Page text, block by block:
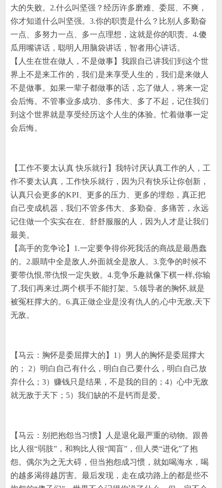
大的失败。 2.什么叫坚强？经历许多磨难、委屈、不爽，
你才知道什么叫坚强。 3.你的职责是什么？比别人多勤奋
一点、多努力一点、多一点理想，这就是你的职责。 4.傻
瓜用嘴讲话，聪明人用脑袋讲话，智者用心讲话。
【人生在世在做人，不是做事】我跟自己讲我们到这个世
界上不是来工作的，我们是来享受人生的，我们是来做人
不是做事。如果一辈子都做事的话，忘了做人，将来一定
会后悔。不管事业多成功、多伟大、多了不起，记住我们
到这个世界就是享受经历这个人生的体验。忙着做事一定
会后悔。
【工作不要太认真 快乐就行】我特讨厌认真工作的人，工
作不要太认真，工作快乐就行，因为只有快乐让你创新，
认真只会更多的KPI 、更多的压力、更多的埋怨，真正把
自己变成机器，我们不管多伟大、多勤奋、多痛苦，永远
记住做一个实实在在、舒舒服服的人，因为人才是让我们
最美。
【高手的竞争论】 1.一定要争得你死我活的商战是最愚蠢
的。 2.眼睛中全是敌人 ,外面就全是敌人。 3.竞争的时候不
要带仇恨,带仇恨一定失败。 4.竞争乐趣就像下棋一样,你输
了,我们再来过,两个棋手不能打架。 5.领导者的胸怀,就是
被冤枉撑大的。 6.真正做企业是没有仇人的,心中无敌,天下
无敌。
【马云：胸怀是委屈撑大的】 1 ）男人的胸怀是委屈撑大
的； 2）明白自己有什么，明白自己要什么，明白自己放
弃什么； 3）赚钱只是结果，不是我的目的； 4）心中无敌
就无敌于天下； 5）我们缺的不是钙而是爱。
【马云：别把抱怨当习惯】人是退化最严重的动物。跟兽
比人很“弱肢” ，和狗比人很“闻盲” ，但人类“进化”了抱
怨。偶尔为之无大碍，但当抱怨成习惯，就如喝海水，喝
的越多渴得越厉害。最后发现，走在成功路上的都是些不